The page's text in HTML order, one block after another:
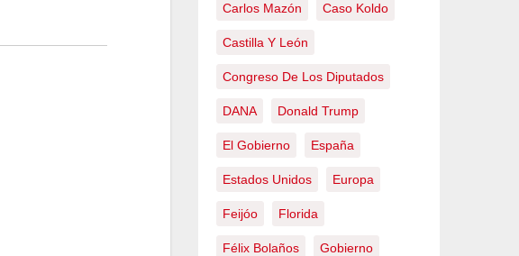
Carlos Mazón Caso Koldo
Castilla Y León
Congreso De Los Diputados
DANA Donald Trump
El Gobierno España
Estados Unidos Europa
Feijóo Florida
Félix Bolaños Gobierno